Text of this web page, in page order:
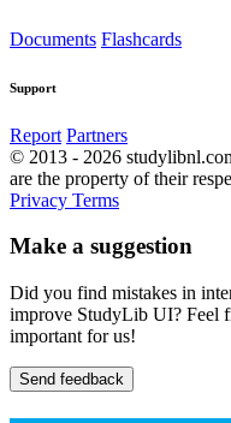
Documents Flashcards
Support
Report Partners
© 2013 - 2026
are the property of their
Privacy Terms
Make a suggestion
Did you find mistakes in
improve StudyLib UI? Feel
important for us!
Send feedback